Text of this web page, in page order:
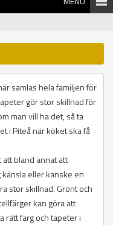
samlas hela familjen för
gör stor skillnad för
man vill ha det, så ta
i Piteå när köket ska få
att bland annat att
känsla eller kanske en
stor skillnad. Grönt och
kan göra att
rätt färg och tapeter i